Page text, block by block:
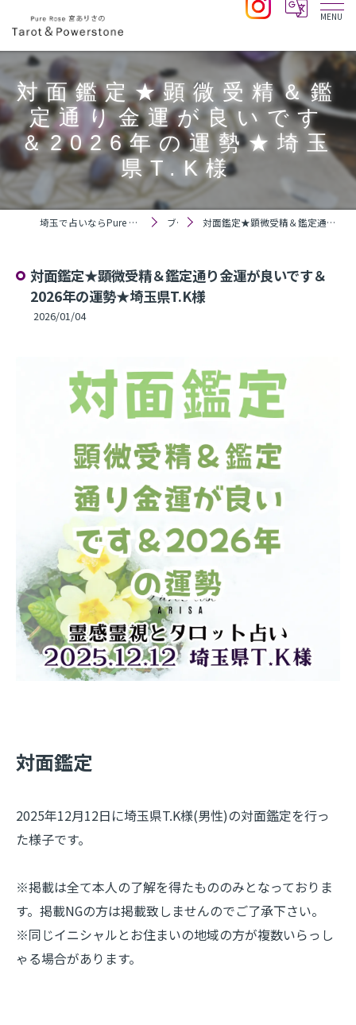
​対面鑑定★顕微受精＆鑑
定通り金運が良いです
＆2026年の運勢★埼玉
県T.K様
埼玉で占いならPure Rose 宮ありさのTarot＆Powerstone ブログ ​対面鑑定★顕微受精＆鑑定通り金運が良いです＆2026年の運勢★埼玉県T.K様
​対面鑑定★顕微受精＆鑑定通り金運が良いです＆
2026年の運勢★埼玉県T.K様
2026/01/04
​対面鑑定
2025年12月12日に埼玉県T.K様(男性)の対面鑑定を行っ
た様子です。
※掲載は全て本人の了解を得たもののみとなっておりま
す。掲載NGの方は掲載致しませんのでご了承下さい。
※同じイニシャルとお住まいの地域の方が複数いらっし
ゃる場合があります。